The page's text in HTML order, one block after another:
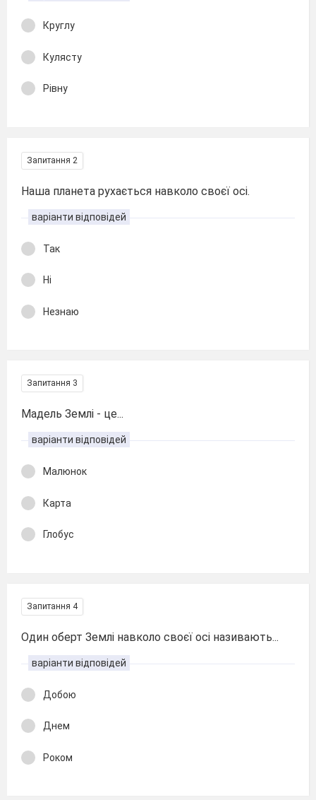
Круглу
Кулясту
Рівну
Запитання 2
Наша планета рухається навколо своєї осі.
варіанти відповідей
Так
Ні
Незнаю
Запитання 3
Мадель Землі - це...
варіанти відповідей
Малюнок
Карта
Глобус
Запитання 4
Один оберт Землі навколо своєї осі називають...
варіанти відповідей
Добою
Днем
Роком